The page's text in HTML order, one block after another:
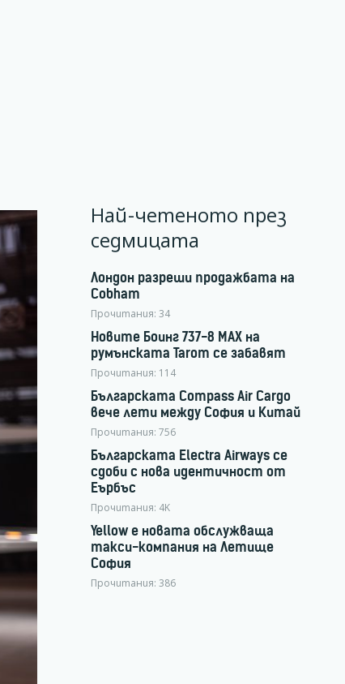
Най-четеното през
седмицата
Лондон разреши продажбата на
Cobham
Прочитания: 34
Новите Боинг 737-8 MAX на
румънската Tarom се забавят
Прочитания: 114
Българската Compass Air Cargo
вече лети между София и Китай
Прочитания: 756
Българската Electra Airways се
сдоби с нова идентичност от
Еърбъс
Прочитания: 4K
Yellow е новата обслужваща
такси-компания на Летище
София
Прочитания: 386